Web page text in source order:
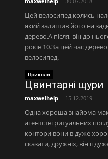
Цей велосипед колись
який залишив його на
дерево.А після, він до
років 10.За цей час
велосипед.
Приколи
Цвинтарні щури
maxwelhelp - 15.12.2019
Одна хороша знайома
агентстві ритуальних
контори вони в дуже
сказати, дружніх, він її